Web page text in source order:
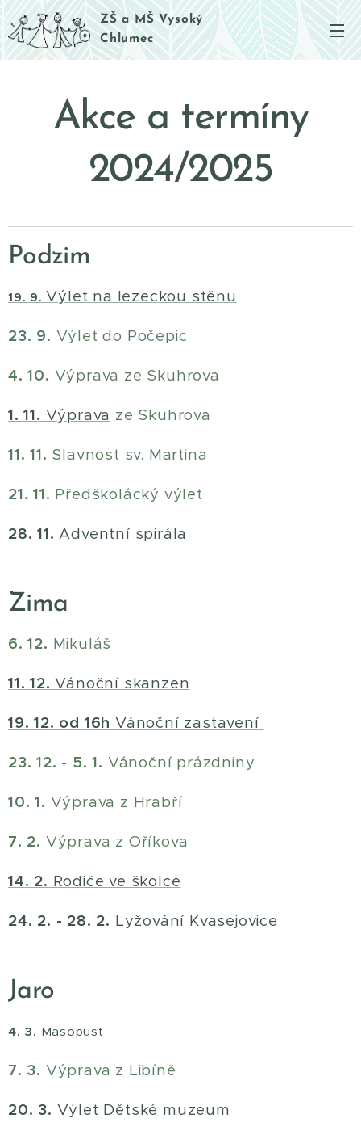
ZŠ a MŠ Vysoký
Chlumec
Akce a termíny
2024/2025
Podzim
19. 9.Výlet na lezeckou stěnu
23. 9. Výlet do Počepic
4. 10. Výprava ze Skuhrova
1. 11. Výprava ze Skuhrova
11. 11. Slavnost sv. Martina
21. 11. Předškolácký výlet
28. 11. Adventní spirála
Zima
6. 12. Mikuláš
11. 12.Vánoční skanzen
19. 12. od 16h Vánoční zastavení
23. 12. - 5. 1. Vánoční prázdniny
10. 1. Výprava z Hrabří
7. 2. Výprava z Oříkova
14. 2. Rodiče ve školce
24. 2. - 28. 2. Lyžování Kvasejovice
Jaro
4. 3. Masopust
7. 3. Výprava z Libíně
20. 3. Výlet Dětské muzeum